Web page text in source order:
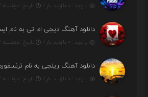
بازدید : ۰ بازدید بار / تاریخ : دوشنبه ۱۲ مرداد ۱۴۰۵
دانلود آهنگ دیجی ام تی به نام
بازدید : ۰ بازدید بار / تاریخ : دوشنبه ۱۲ مرداد ۱۴۰۵
دانلود آهنگ ریلجی به نام ترنسفورم ۱۶۰
بازدید : ۰ بازدید بار / تاریخ : دوشنبه ۱۲ مرداد ۱۴۰۵